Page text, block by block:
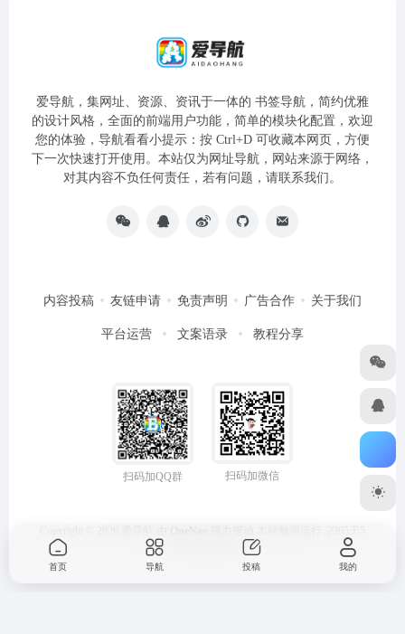
爱导航，集网址、资源、资讯于一体的 书签导航，简约优雅
的设计风格，全面的前端用户功能，简单的模块化配置，欢迎
您的体验，导航看看小提示：按 Ctrl+D 可收藏本网页，方便
下一次快速打开使用。本站仅为网址导航，网站来源于网络，
对其内容不负任何责任，若有问题，请联系我们。
内容投稿 友链申请 免责声明 广告合作 关于我们
平台运营 文案语录 教程分享
扫码加QQ群 扫码加微信
首页 导航 投稿 我的